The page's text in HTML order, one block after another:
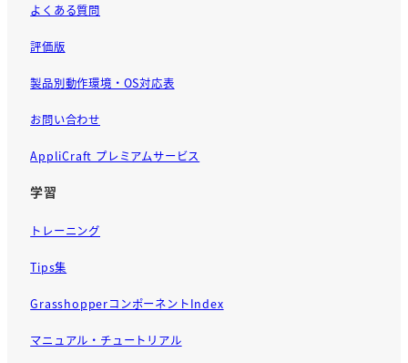
よくある質問
評価版
製品別動作環境・OS対応表
お問い合わせ
AppliCraft プレミアムサービス
学習
トレーニング
Tips集
GrasshopperコンポーネントIndex
マニュアル・チュートリアル